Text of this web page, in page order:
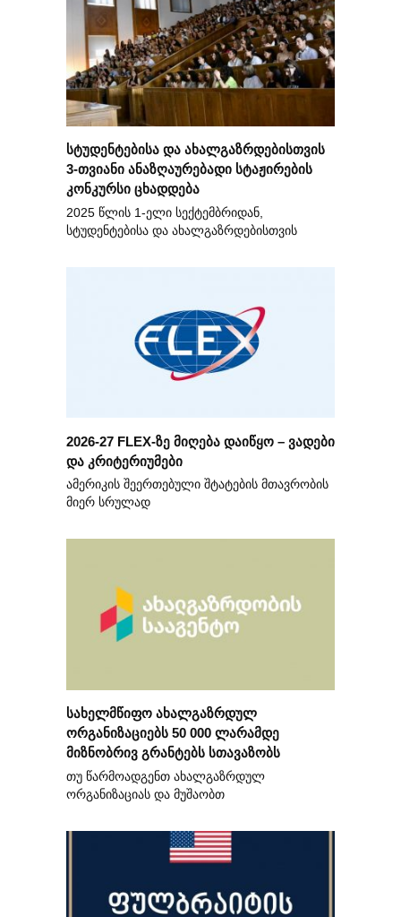
სტუდენტებისა და ახალგაზრდებისთვის
3-თვიანი ანაზღაურებადი სტაჟირების
კონკურსი ცხადდება
2025 წლის 1-ელი სექტემბრიდან,
სტუდენტებისა და ახალგაზრდებისთვის
2026-27 FLEX-ზე მიღება დაიწყო – ვადები
და კრიტერიუმები
ამერიკის შეერთებული შტატების მთავრობის
მიერ სრულად
სახელმწიფო ახალგაზრდულ
ორგანიზაციებს 50 000 ლარამდე
მიზნობრივ გრანტებს სთავაზობს
თუ წარმოადგენთ ახალგაზრდულ
ორგანიზაციას და მუშაობთ